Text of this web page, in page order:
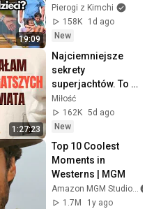
19:09
trip in POLAND
Pierogi z Kimchi
158K
1d ago
New
1:27:23
Najciemniejsze
sekrety
superjachtów. To
dzieje się na
"wodach niczyich" |
MIŁOŚĆ #30
Miłość
162K 5d ago
New
Top 10 Coolest
Moments in
Westerns | MGM
Amazon MGM Studios
1.7M
1y ago